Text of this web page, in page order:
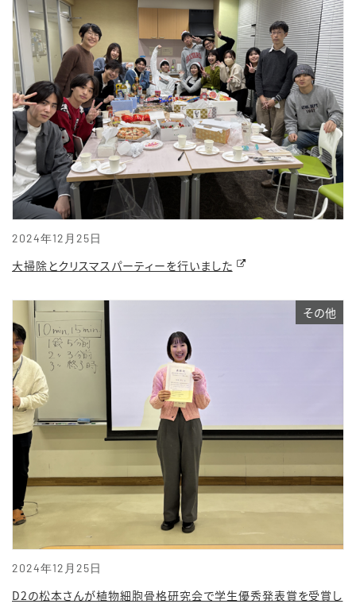
2024年12月25日
大掃除とクリスマスパーティーを行いました
2024年12月25日
その他
D2の松本さんが植物細胞骨格研究会で学生優秀発表賞を受賞し